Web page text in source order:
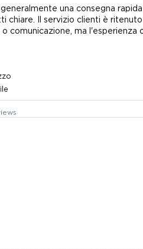
una consegna
chiare. Il servizio clienti è
comunicazione, ma l'esperienza